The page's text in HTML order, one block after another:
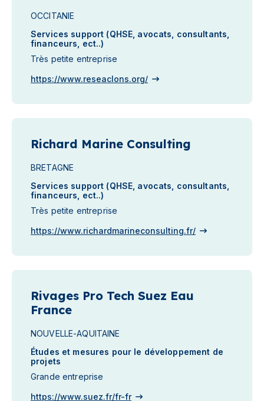
OCCITANIE
Services support (QHSE, avocats, consultants,
financeurs, ect..)
Très petite entreprise
https://www.reseaclons.org/
Richard Marine Consulting
BRETAGNE
Services support (QHSE, avocats, consultants,
financeurs, ect..)
Très petite entreprise
https://www.richardmarineconsulting.fr/
Rivages Pro Tech Suez Eau
France
NOUVELLE-AQUITAINE
Études et mesures pour le développement de
projets
Grande entreprise
https://www.suez.fr/fr-fr